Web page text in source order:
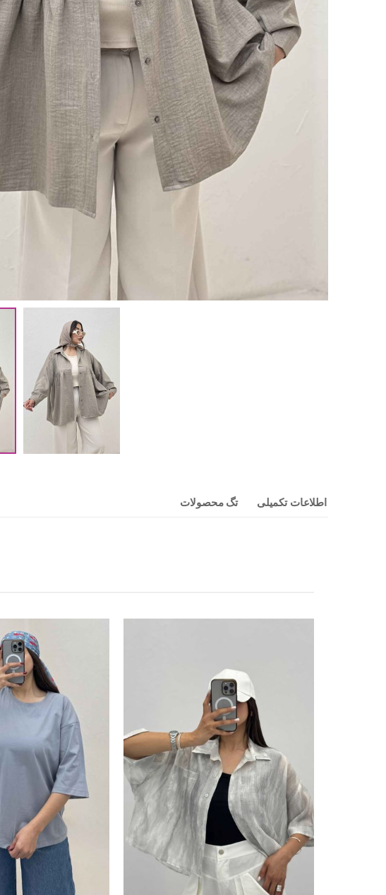
اطلاعات تکمیلی تگ محصولات